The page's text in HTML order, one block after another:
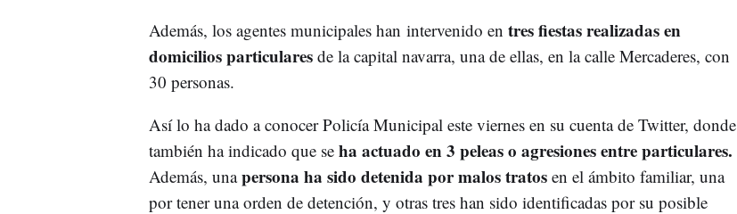
Además, los agentes municipales han intervenido en tres fiestas realizadas en
domicilios particularesde la capital navarra, una de ellas, en la calle Mercaderes, con
30 personas.
Así lo ha dado a conocer Policía Municipal este viernes en su cuenta de Twitter, donde
también ha indicado que se ha actuado en 3 peleas o agresiones entre particulares.
Además, unapersona ha sido detenida por malos tratosen el ámbito familiar, una
por tener una orden de detención, y otras tres han sido identificadas por su posible